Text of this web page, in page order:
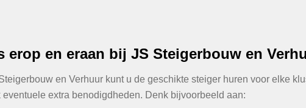
erop en eraan bij JS Steigerbouw en
en Verhuur kunt u de geschikte steiger huren voor elke
eventuele extra benodigdheden. Denk bijvoorbeeld aan: